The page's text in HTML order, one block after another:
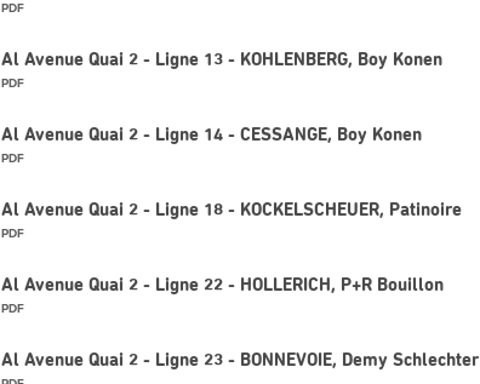
PDF
Al Avenue Quai 2 - Ligne 13 - KOHLENBERG, Boy Konen
PDF
Al Avenue Quai 2 - Ligne 14 - CESSANGE, Boy Konen
PDF
Al Avenue Quai 2 - Ligne 18 - KOCKELSCHEUER, Patinoire
PDF
Al Avenue Quai 2 - Ligne 22 - HOLLERICH, P+R Bouillon
PDF
Al Avenue Quai 2 - Ligne 23 - BONNEVOIE, Demy Schlechter